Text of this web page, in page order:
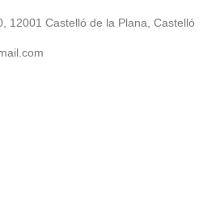
12001 Castelló de la Plana, Castelló